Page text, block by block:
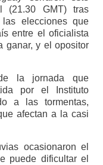
(21.30 GMT) tras
elecciones que
entre el oficialista
ganar, y el opositor
la jornada que
por el Instituto
a las tormentas,
afectan a la casi
ocasionaron el
puede dificultar el